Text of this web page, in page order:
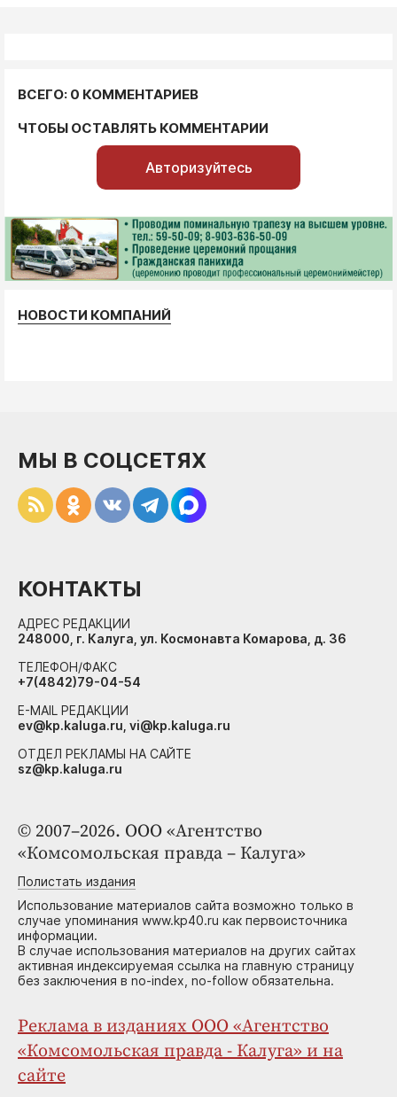
ВСЕГО: 0 КОММЕНТАРИЕВ
ЧТОБЫ ОСТАВЛЯТЬ КОММЕНТАРИИ
Авторизуйтесь
НОВОСТИ КОМПАНИЙ
© 2007–2026. ООО «Агентство
«Комсомольская правда – Калуга»
Полистать издания
Использование материалов сайта возможно только в
случае упоминания www.kp40.ru как первоисточника
информации.
В случае использования материалов на других сайтах
активная индексируемая ссылка на главную страницу
без заключения в no-index, no-follow обязательна.
Реклама в изданиях ООО «Агентство
«Комсомольская правда - Калуга» и на
сайте
МЫ В СОЦСЕТЯХ
КОНТАКТЫ
АДРЕС РЕДАКЦИИ
248000, г. Калуга, ул. Космонавта Комарова, д. 36
ТЕЛЕФОН/ФАКС
+7(4842)79-04-54
E-MAIL РЕДАКЦИИ
ev@kp.kaluga.ru, vi@kp.kaluga.ru
ОТДЕЛ РЕКЛАМЫ НА САЙТЕ
sz@kp.kaluga.ru